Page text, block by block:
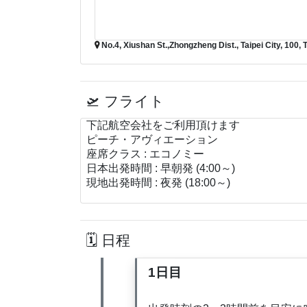
No.4, Xiushan St.,Zhongzheng Dist., Taipei City, 100,
フライト
下記航空会社をご利用頂けます
ピーチ・アヴィエーション
座席クラス : エコノミー
日本出発時間 : 早朝発 (4:00～)
現地出発時間 : 夜発 (18:00～)
日程
1日目